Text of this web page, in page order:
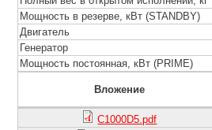
Мощность в резерве, кВт (STANDBY)
Двигатель
Генератор
Мощность постоянная, кВт (PRIME)
Вложение
C1000D5.pdf